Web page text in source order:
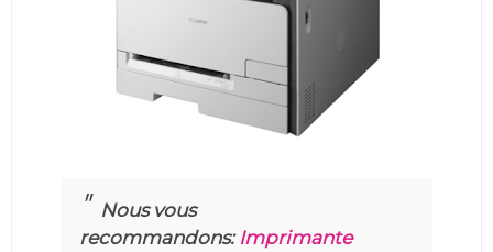
Nous vous
recommandons: Imprimante